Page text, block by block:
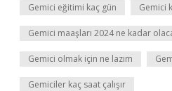
Gemici eğitimi kaç gün Gemici
Gemici maaşları 2024 ne kadar
Gemici olmak için ne lazım
Gemiciler kaç saat çalışır